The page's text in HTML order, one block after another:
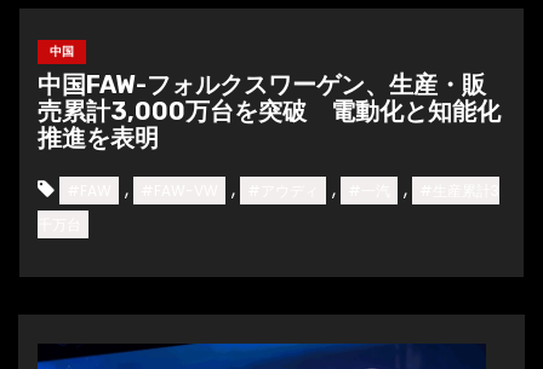
中国
中国FAW-フォルクスワーゲン、生産・販
売累計3,000万台を突破 電動化と知能化
推進を表明
, , , ,